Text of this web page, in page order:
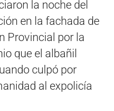
la noche del
en la fachada de
Provincial por la
que el albañil
culpó por
al expolicía